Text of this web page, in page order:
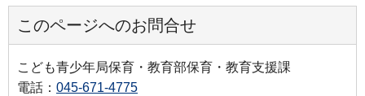
このページへのお問合せ
こども青少年局保育・教育部保育・教育支援課
電話： 045-671-4775